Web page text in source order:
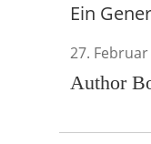
Ein
27.
Author